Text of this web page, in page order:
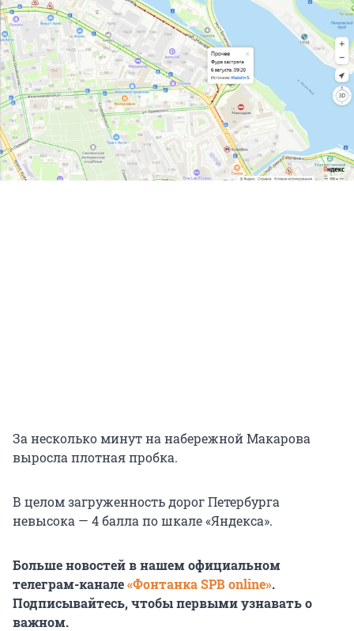
За несколько минут на набережной Макарова
выросла плотная пробка.
В целом загруженность дорог Петербурга
невысока — 4 балла по шкале «Яндекса».
Больше новостей в нашем официальном
телеграм-канале«Фонтанка SPB online».
Подписывайтесь, чтобы первыми узнавать о
важном.